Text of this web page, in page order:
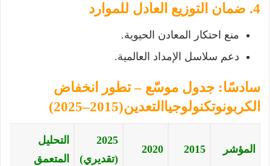
4. ضمان التوزيع العادل للموارد
منع احتكار المعادن الحيوية.
دعم سلاسل الإمداد العالمية.
سادسًا: جدول موسّع – تطور انخفاض
الكربونوتكنولوجياالتعدين(2015–2025)
المؤشر 2015
2020
2025
(تقديري)
التحليل
المتعمق